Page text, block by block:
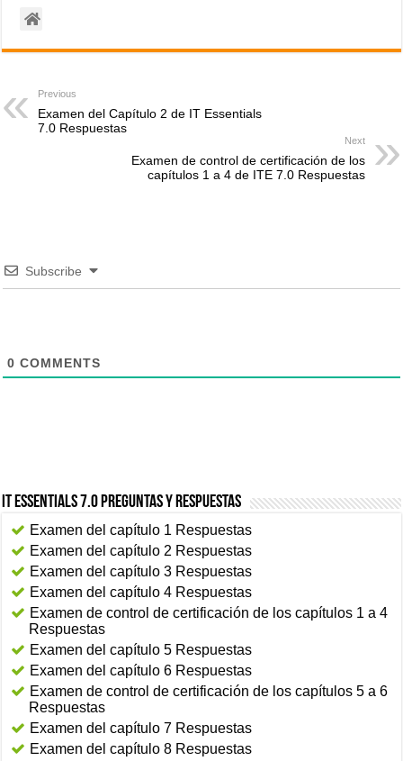
Previous
Examen del Capítulo 2 de IT Essentials
7.0 Respuestas
Next
Examen de control de certificación de los
capítulos 1 a 4 de ITE 7.0 Respuestas
Subscribe
0 COMMENTS
IT Essentials 7.0 Preguntas y Respuestas
Examen del capítulo 1 Respuestas
Examen del capítulo 2 Respuestas
Examen del capítulo 3 Respuestas
Examen del capítulo 4 Respuestas
Examen de control de certificación de los capítulos 1 a 4
Respuestas
Examen del capítulo 5 Respuestas
Examen del capítulo 6 Respuestas
Examen de control de certificación de los capítulos 5 a 6
Respuestas
Examen del capítulo 7 Respuestas
Examen del capítulo 8 Respuestas